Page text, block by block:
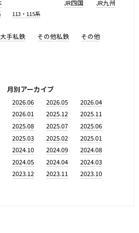
113・115系
JR四国 JR九州
大手私鉄 その他私鉄 その他
月別アーカイブ
2026.06 2026.05
2026.04
2026.01 2025.12
2025.11
2025.08 2025.07
2025.06
2025.03 2025.02
2025.01
2024.10 2024.09
2024.08
2024.05 2024.04
2024.03
2023.12 2023.11
2023.10